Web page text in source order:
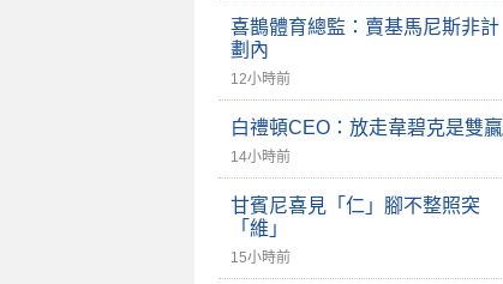
喜鵲體育總監：賣基馬尼斯非計
劃內
12小時前
白禮頓CEO：放走韋碧克是雙贏
14小時前
甘賓尼喜見「仁」腳不整照突
「維」
15小時前